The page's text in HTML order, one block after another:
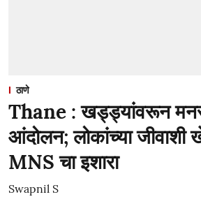
ठाणे
Thane : खड्ड्यांवरून
आंदोलन; लोकांच्या जीवाशी
MNS चा इशारा
Swapnil S